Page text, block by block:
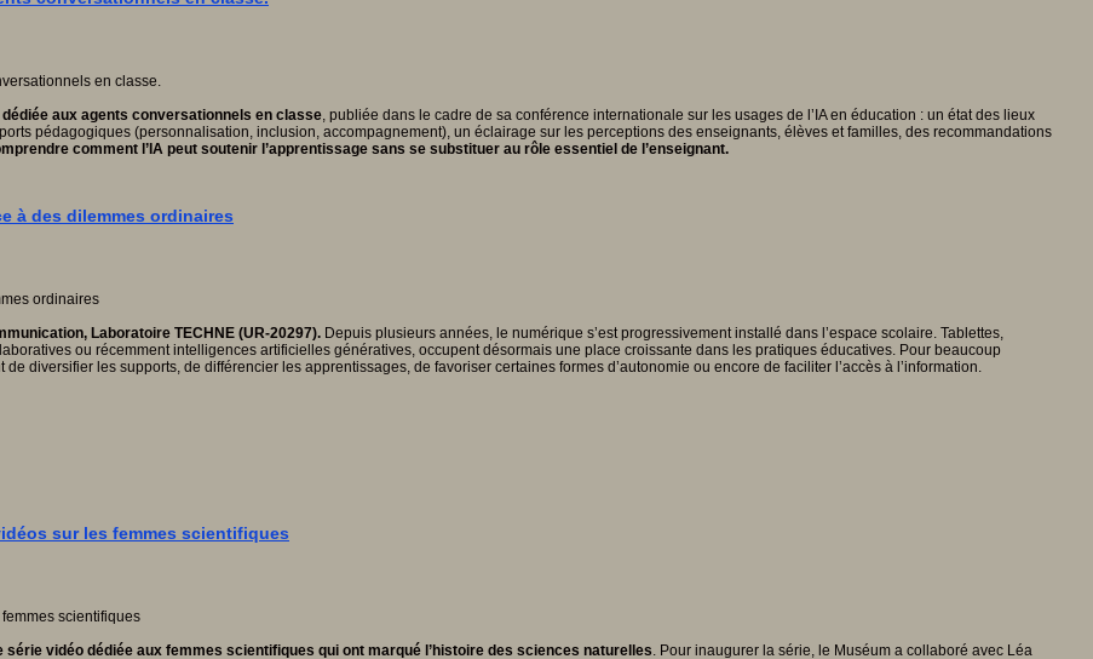
aux agents conversationnels en classe, publiée dans le cadre de sa conférence internationale sur les usages de l’IA en éducation : un état des lieux
pédagogiques (personnalisation, inclusion, accompagnement), un éclairage sur les perceptions des enseignants, élèves et familles, des recommandations
comment l’IA peut soutenir l’apprentissage sans se substituer au rôle essentiel de l’enseignant.
à des dilemmes ordinaires
Laboratoire TECHNE (UR-20297). Depuis plusieurs années, le numérique s’est progressivement installé dans l’espace scolaire. Tablettes,
ou récemment intelligences artificielles génératives, occupent désormais une place croissante dans les pratiques éducatives. Pour beaucoup
diversifier les supports, de différencier les apprentissages, de favoriser certaines formes d’autonomie ou encore de faciliter l’accès à l’information.
sur les femmes scientifiques
vidéo dédiée aux femmes scientifiques qui ont marqué l’histoire des sciences naturelles. Pour inaugurer la série, le Muséum a collaboré avec Léa